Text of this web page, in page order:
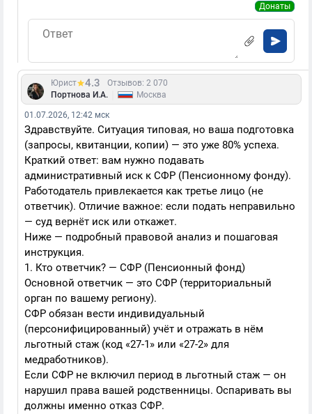
Донаты
Юрист 4.3
Отзывов: 2 070
Портнова И.А.
Москва
01.07.2026, 12:42 мск
Здравствуйте. Ситуация типовая, но ваша подготовка
(запросы, квитанции, копии) — это уже 80% успеха.
Краткий ответ: вам нужно подавать
административный иск к СФР (Пенсионному фонду).
Работодатель привлекается как третье лицо (не
ответчик). Отличие важное: если подать неправильно
— суд вернёт иск или откажет.
Ниже — подробный правовой анализ и пошаговая
инструкция.
1. Кто ответчик? — СФР (Пенсионный фонд)
Основной ответчик — это СФР (территориальный
орган по вашему региону).
СФР обязан вести индивидуальный
(персонифицированный) учёт и отражать в нём
льготный стаж (код «27-1» или «27-2» для
медработников).
Если СФР не включил период в льготный стаж — он
нарушил права вашей родственницы. Оспаривать вы
должны именно отказ СФР.